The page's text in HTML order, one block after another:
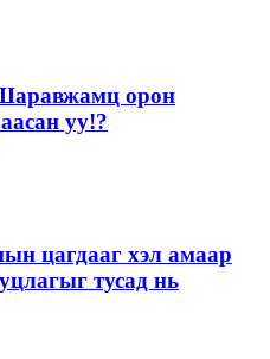
орон
уу!?
цагдааг хэл амаар
тусад нь